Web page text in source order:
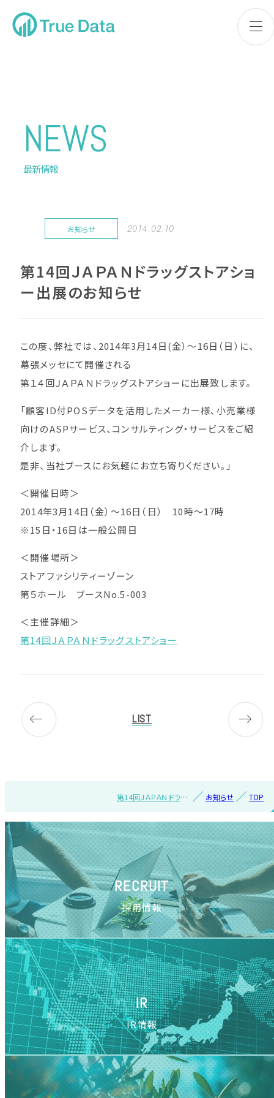
NEWS
最新情報
お知らせ 2014.02.10
第14回ＪＡＰＡＮドラッグストアショ
ー出展のお知らせ
この度、弊社では、2014年3月14日(金）～16日（日）に、
幕張メッセにて開催される
第１４回ＪＡＰＡＮドラッグストアショーに出展致します。
「顧客ID付POSデータを活用したメーカー様、小売業様
向けのASPサービス、コンサルティング・サービスをご紹
介します。
是非、当社ブースにお気軽にお立ち寄りください。」
＜開催日時＞
2014年3月14日（金）～16日（日） 10時～17時
※15日・16日は一般公開日
＜開催場所＞
ストアファシリティーゾーン
第５ホール ブースNo.5-003
＜主催詳細＞
第14回ＪＡＰＡＮドラッグストアショー
LIST
TOP
お知らせ
第14回ＪＡＰＡＮドラッ
RECRUIT
採用情報
IR
IR情報